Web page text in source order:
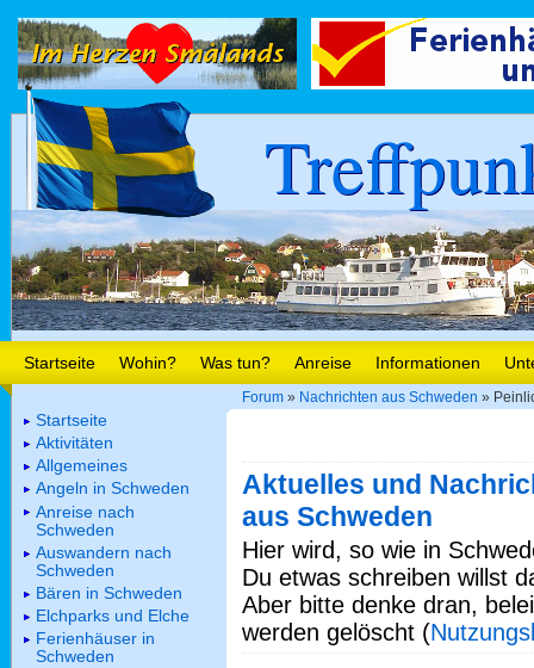
Startseite Wohin? Was tun? Anreise Informationen
Forum » Nachrichten aus Schweden »
Aktuelles und
aus Schweden
Hier wird, so wie in
Du etwas schreiben willst
Aber bitte denke dran,
werden gelöscht (
Startseite
Aktivitäten
Allgemeines
Angeln in Schweden
Anreise nach
Schweden
Auswandern nach
Schweden
Bären in Schweden
Elchparks und Elche
Ferienhäuser in
Schweden